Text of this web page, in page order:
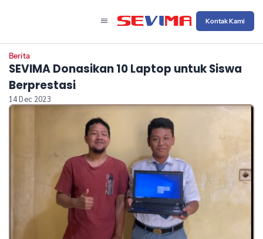
Kontak Kami
Berita
SEVIMA Donasikan 10 Laptop untuk Siswa
Berprestasi
14 Dec 2023